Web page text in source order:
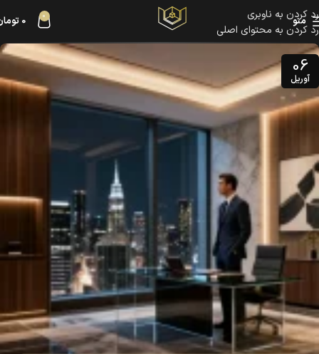
رد کردن به ناوبری
رد کردن به محتوای اصلی
منو 0
0
06
آوریل